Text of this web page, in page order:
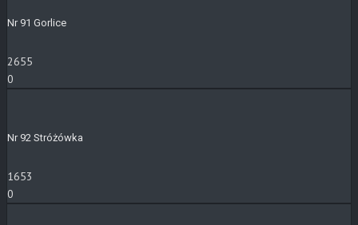
Nr 91 Gorlice
2655
0
Nr 92 Stróżówka
1653
0